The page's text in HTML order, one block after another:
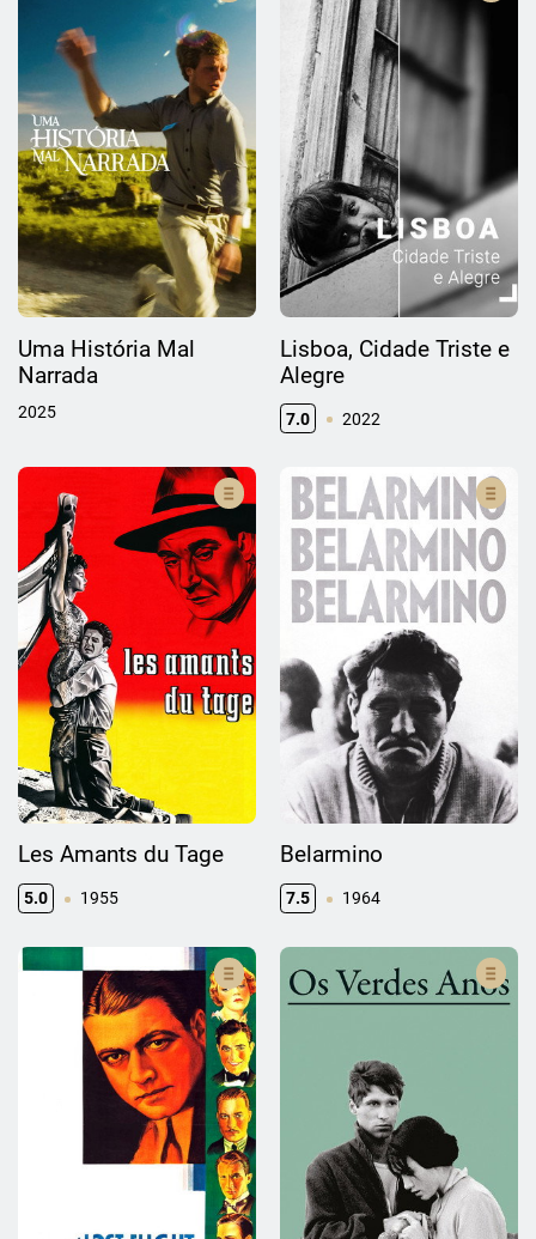
Uma História Mal
Narrada
2025
Lisboa, Cidade Triste e
Alegre
7.0 2022
Les Amants du Tage
5.0 1955
Belarmino
7.5 1964